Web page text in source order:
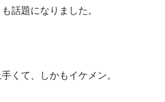
も話題になりました。
くて、しかもイケメン。